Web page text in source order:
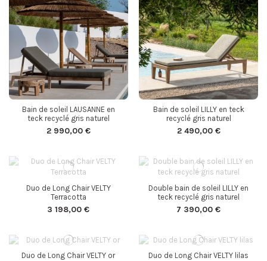
Bain de soleil LAUSANNE en
teck recyclé gris naturel
2 990,00 €
Bain de soleil LILLY en teck
recyclé gris naturel
2 490,00 €
Duo de Long Chair VELTY
Terracotta
3 198,00 €
Double bain de soleil LILLY en
teck recyclé gris naturel
7 390,00 €
Duo de Long Chair VELTY or Duo de Long Chair VELTY lilas